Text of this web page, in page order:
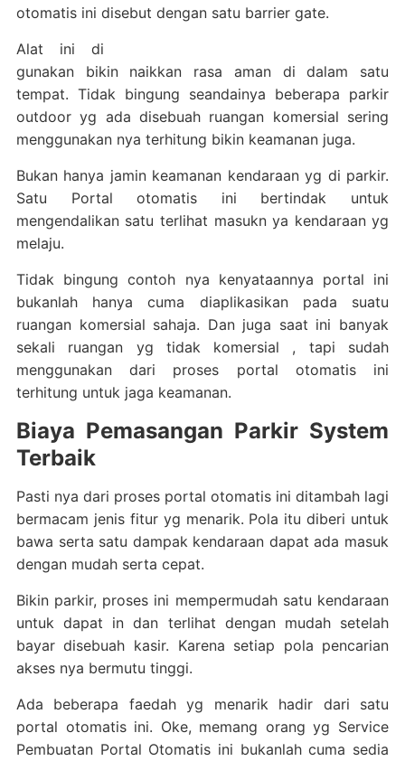
otomatis ini disebut dengan satu barrier gate.
Alat ini di
gunakan bikin naikkan rasa aman di dalam satu
tempat. Tidak bingung seandainya beberapa parkir
outdoor yg ada disebuah ruangan komersial sering
menggunakan nya terhitung bikin keamanan juga.
Bukan hanya jamin keamanan kendaraan yg di parkir.
Satu Portal otomatis ini bertindak untuk
mengendalikan satu terlihat masukn ya kendaraan yg
melaju.
Tidak bingung contoh nya kenyataannya portal ini
bukanlah hanya cuma diaplikasikan pada suatu
ruangan komersial sahaja. Dan juga saat ini banyak
sekali ruangan yg tidak komersial , tapi sudah
menggunakan dari proses portal otomatis ini
terhitung untuk jaga keamanan.
Biaya Pemasangan Parkir System
Terbaik
Pasti nya dari proses portal otomatis ini ditambah lagi
bermacam jenis fitur yg menarik. Pola itu diberi untuk
bawa serta satu dampak kendaraan dapat ada masuk
dengan mudah serta cepat.
Bikin parkir, proses ini mempermudah satu kendaraan
untuk dapat in dan terlihat dengan mudah setelah
bayar disebuah kasir. Karena setiap pola pencarian
akses nya bermutu tinggi.
Ada beberapa faedah yg menarik hadir dari satu
portal otomatis ini. Oke, memang orang yg Service
Pembuatan Portal Otomatis ini bukanlah cuma sedia